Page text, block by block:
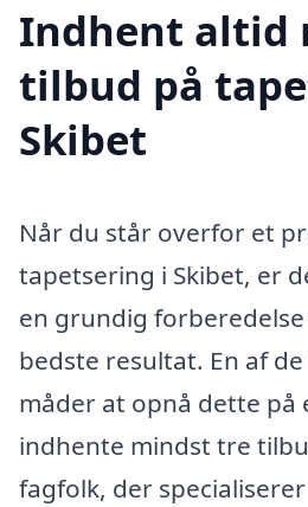
Indhent altid
tilbud på
Skibet
Når du står overfor et
tapetsering i Skibet, er
en grundig
bedste resultat. En af
måder at opnå dette på
indhente mindst tre
fagfolk, der